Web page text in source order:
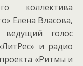
коллектива
Елена Власова,
голос
и радио
«Ритмы и